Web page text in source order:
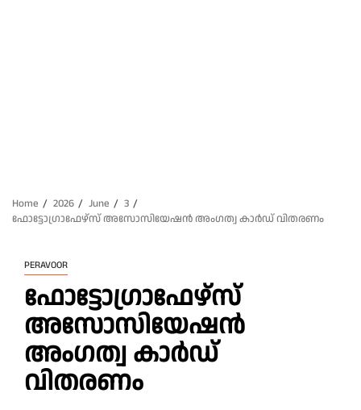
Home 2026 June
3
ഫോട്ടോഗ്രാഫേഴ്‌സ് അസോസിയേഷൻ അംഗത്വ കാർഡ് വിതരണം
PERAVOOR
ഫോട്ടോഗ്രാഫേഴ്‌സ്
അസോസിയേഷൻ
അംഗത്വ കാർഡ്
വിതരണം